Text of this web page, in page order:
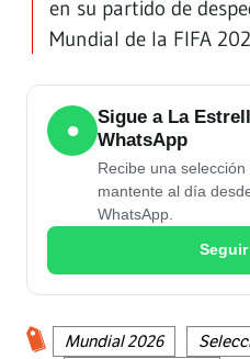
en su partido de
Mundial de la FIFA
●
Sigue a La
WhatsApp
Recibe una
mantente al día
WhatsApp.
Mundial 2026